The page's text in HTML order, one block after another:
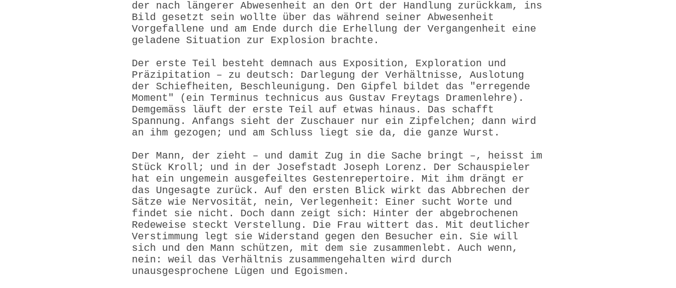
der nach längerer Abwesenheit an den Ort der Handlung zurückkam, ins
Bild gesetzt sein wollte über das während seiner Abwesenheit
Vorgefallene und am Ende durch die Erhellung der Vergangenheit eine
geladene Situation zur Explosion brachte.
Der erste Teil besteht demnach aus Exposition, Exploration und
Präzipitation – zu deutsch: Darlegung der Verhältnisse, Auslotung
der Schiefheiten, Beschleunigung. Den Gipfel bildet das "erregende
Moment" (ein Terminus technicus aus Gustav Freytags Dramenlehre).
Demgemäss läuft der erste Teil auf etwas hinaus. Das schafft
Spannung. Anfangs sieht der Zuschauer nur ein Zipfelchen; dann wird
an ihm gezogen; und am Schluss liegt sie da, die ganze Wurst.
Der Mann, der zieht – und damit Zug in die Sache bringt –, heisst im
Stück Kroll; und in der Josefstadt Joseph Lorenz. Der Schauspieler
hat ein ungemein ausgefeiltes Gesten­repertoire. Mit ihm drängt er
das Ungesagte zurück. Auf den ersten Blick wirkt das Abbrechen der
Sätze wie Nervosität, nein, Verlegenheit: Einer sucht Worte und
findet sie nicht. Doch dann zeigt sich: Hinter der abgebrochenen
Redeweise steckt Verstellung. Die Frau wittert das. Mit deutlicher
Verstimmung legt sie Widerstand gegen den Besucher ein. Sie will
sich und den Mann schützen, mit dem sie zusammenlebt. Auch wenn,
nein: weil das Verhältnis zusammengehalten wird durch
unausgesprochene Lügen und Egoismen.